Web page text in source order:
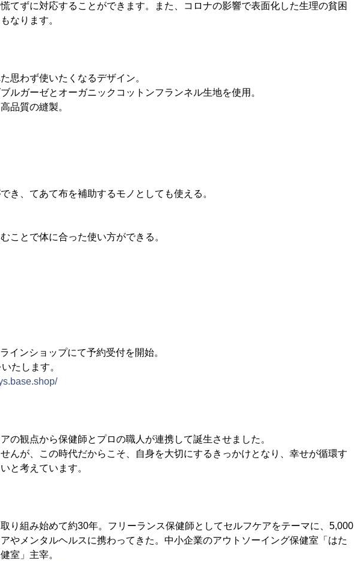
てずに対応することができます。また、コロナの影響で表面化した生理の貧困
なります。
思わず使いたくなるデザイン。
ルガーゼとオーガニックコットンフランネル生地を使用。
品質の縫製。
き、てあて布を補助するモノとしても使える。
ことで体に合った使い方ができる。
インショップにて予約受付を開始。
たします。
の観点から保健師とプロの職人が連携して誕生させました。
んが、この時代だからこそ、自身を大切にするきっかけとなり、幸せが循環す
と考えています。
り組み始めて約30年。フリーランス保健師としてセルフケアをテーマに、5,000
やメンタルヘルスに携わってきた。中小企業のアウトソーイング保健室「はた
室」主宰。